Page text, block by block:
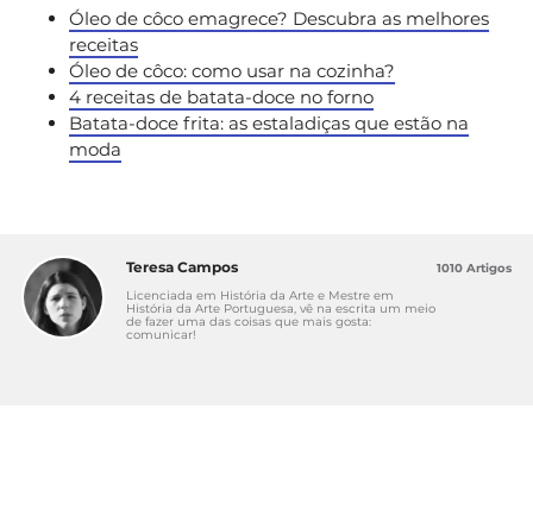
Óleo de côco emagrece? Descubra as melhores
receitas
Óleo de côco: como usar na cozinha?
4 receitas de batata-doce no forno
Batata-doce frita: as estaladiças que estão na
moda
Teresa Campos
Licenciada em História da Arte e Mestre em
História da Arte Portuguesa, vê na escrita um meio
de fazer uma das coisas que mais gosta:
comunicar!
1010 Artigos